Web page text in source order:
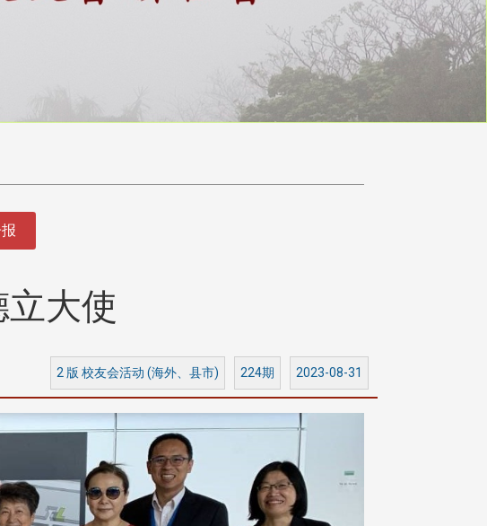
大使
2 版 校友会活动 (海外、县市) 224期 2023-08-31